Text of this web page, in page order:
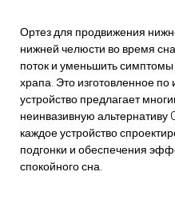
Ортез для продвижения
нижней челюсти во время
поток и уменьшить симптомы
храпа. Это изготовленное
устройство предлагает
неинвазивную альтернативу
каждое устройство
подгонки и обеспечения
спокойного сна.